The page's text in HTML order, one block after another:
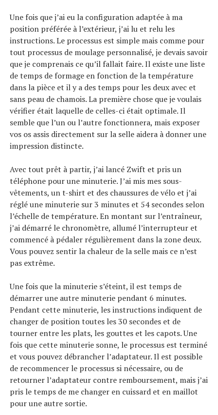
Une fois que j’ai eu la configuration adaptée à ma
position préférée à l’extérieur, j’ai lu et relu les
instructions. Le processus est simple mais comme pour
tout processus de moulage personnalisé, je devais savoir
que je comprenais ce qu’il fallait faire. Il existe une liste
de temps de formage en fonction de la température
dans la pièce et il y a des temps pour les deux avec et
sans peau de chamois. La première chose que je voulais
vérifier était laquelle de celles-ci était optimale. Il
semble que l’un ou l’autre fonctionnera, mais exposer
vos os assis directement sur la selle aidera à donner une
impression distincte.
Avec tout prêt à partir, j’ai lancé Zwift et pris un
téléphone pour une minuterie. J’ai mis mes sous-
vêtements, un t-shirt et des chaussures de vélo et j’ai
réglé une minuterie sur 3 minutes et 54 secondes selon
l’échelle de température. En montant sur l’entraîneur,
j’ai démarré le chronomètre, allumé l’interrupteur et
commencé à pédaler régulièrement dans la zone deux.
Vous pouvez sentir la chaleur de la selle mais ce n’est
pas extrême.
Une fois que la minuterie s’éteint, il est temps de
démarrer une autre minuterie pendant 6 minutes.
Pendant cette minuterie, les instructions indiquent de
changer de position toutes les 30 secondes et de
tourner entre les plats, les gouttes et les capots. Une
fois que cette minuterie sonne, le processus est terminé
et vous pouvez débrancher l’adaptateur. Il est possible
de recommencer le processus si nécessaire, ou de
retourner l’adaptateur contre remboursement, mais j’ai
pris le temps de me changer en cuissard et en maillot
pour une autre sortie.